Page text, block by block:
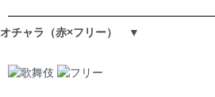
オチャラ（赤×フリー） ▼